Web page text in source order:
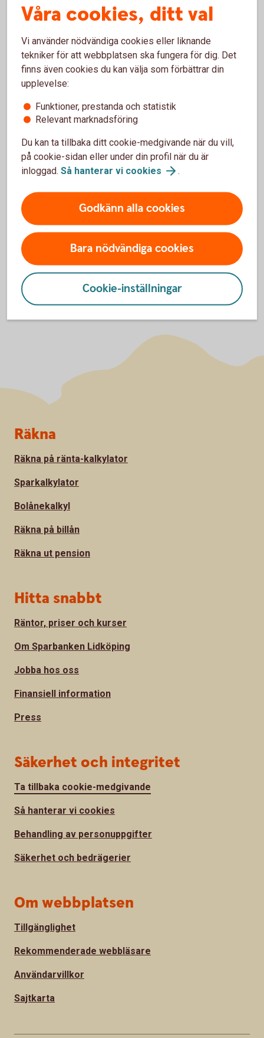
Risknivå 5-7
Sparar du på lång sikt kan du ta högre risk för
chans till högsta möjliga avkastning. Börsen
kommer svänga flera gånger men du kan vänta in
en uppgång. Aktiefonder som placerar i ett visst
land eller en viss bransch, har den högsta
risknivån.
Mer information om risk
Sparande och
risk
Så kan du tänka för att välja brafonder
Fondskolan - lär dig
Våra cookies, ditt val
Vi använder nödvändiga cookies eller liknande
tekniker för att webbplatsen ska fungera för dig. Det
finns även cookies du kan välja som förbättrar din
upplevelse:
Funktioner, prestanda och statistik
Relevant marknadsföring
Du kan ta tillbaka ditt cookie-medgivande när du vill,
på cookie-sidan eller under din profil när du är
inloggad. Så hanterar vi cookies .
Godkänn alla cookies
Bara nödvändiga cookies
Cookie-inställningar
Sidfot
Räkna
Räkna på ränta-kalkylator
Sparkalkylator
Bolånekalkyl
Räkna på billån
Räkna ut pension
Hitta snabbt
Räntor, priser och kurser
Om Sparbanken Lidköping
Jobba hos oss
Finansiell information
Press
Säkerhet och integritet
Ta tillbaka cookie-medgivande
Så hanterar vi cookies
Behandling av personuppgifter
Säkerhet och bedrägerier
Om webbplatsen
Tillgänglighet
Rekommenderade webbläsare
Användarvillkor
Sajtkarta